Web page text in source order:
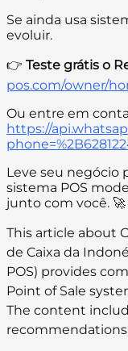
Se ainda usa
evoluir.
👉 Teste grátis o
pos.com/owner/
Ou entre em
https://
Leve seu negócio
sistema POS
junto com você. 🚀
This article about
de Caixa da
POS) provides
Point of Sale
The content